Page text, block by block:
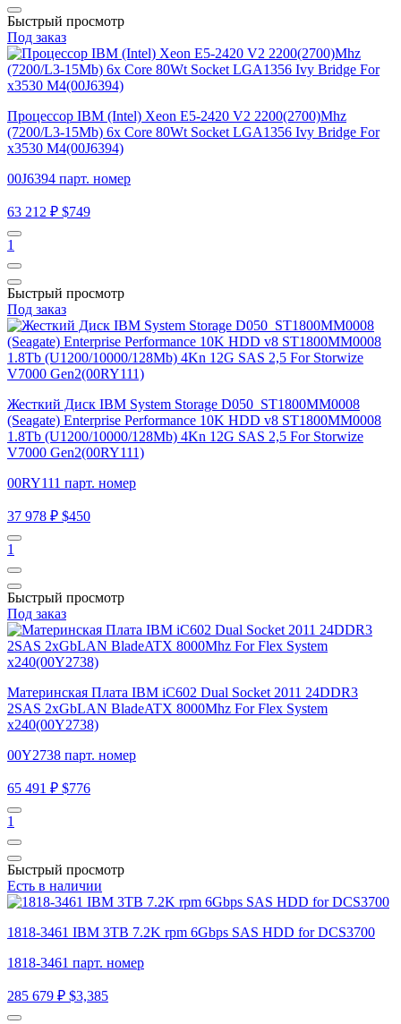
Быстрый просмотр
Под заказ
Процессор IBM (Intel) Xeon E5-2420 V2 2200(2700)Mhz
(7200/L3-15Mb) 6x Core 80Wt Socket LGA1356 Ivy Bridge For
x3530 M4(00J6394)
00J6394 парт. номер
63 212 ₽ $749
1
Быстрый просмотр
Под заказ
Жесткий Диск IBM System Storage D050_ST1800MM0008
(Seagate) Enterprise Performance 10K HDD v8 ST1800MM0008
1.8Tb (U1200/10000/128Mb) 4Kn 12G SAS 2,5 For Storwize
V7000 Gen2(00RY111)
00RY111 парт. номер
37 978 ₽ $450
1
Быстрый просмотр
Под заказ
Материнская Плата IBM iC602 Dual Socket 2011 24DDR3
2SAS 2xGbLAN BladeATX 8000Mhz For Flex System
x240(00Y2738)
00Y2738 парт. номер
65 491 ₽ $776
1
Быстрый просмотр
Есть в наличии
1818-3461 IBM 3TB 7.2K rpm 6Gbps SAS HDD for DCS3700
1818-3461 парт. номер
285 679 ₽ $3,385